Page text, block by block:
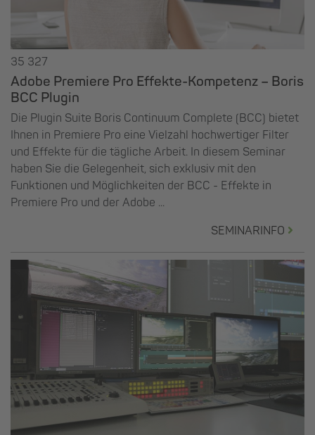
35 327
Adobe Premiere Pro Effekte-Kompetenz – Boris
BCC Plugin
Die Plugin Suite Boris Continuum Complete (BCC) bietet
Ihnen in Premiere Pro eine Vielzahl hochwertiger Filter
und Effekte für die tägliche Arbeit. In diesem Seminar
haben Sie die Gelegenheit, sich exklusiv mit den
Funktionen und Möglichkeiten der BCC - Effekte in
Premiere Pro und der Adobe ...
SEMINARINFO